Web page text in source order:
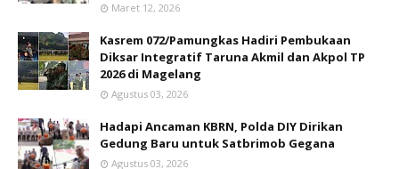
Maret 12, 2026
Kasrem 072/Pamungkas Hadiri Pembukaan
Diksar Integratif Taruna Akmil dan Akpol TP
2026 di Magelang
Agustus 03, 2026
Hadapi Ancaman KBRN, Polda DIY Dirikan
Gedung Baru untuk Satbrimob Gegana
Agustus 03, 2026